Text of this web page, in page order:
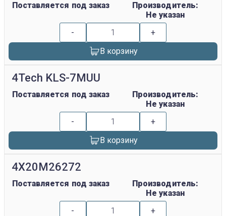
Поставляется под заказ
Производитель:
Не указан
-
+
В корзину
4Tech KLS-7MUU
Поставляется под заказ
Производитель:
Не указан
-
+
В корзину
4X20M26272
Поставляется под заказ
Производитель:
Не указан
-
+